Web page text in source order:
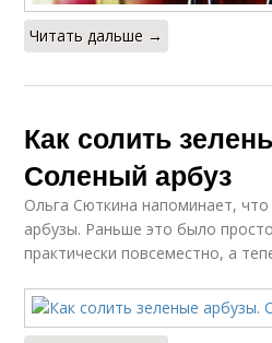
Читать дальше →
Как солить
Соленый арбуз
Ольга Сюткина напоминает,
арбузы. Раньше это было
практически повсеместно, а